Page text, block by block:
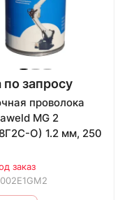
запросу
проволока
MG 2
О) 1.2 мм, 250
заказ